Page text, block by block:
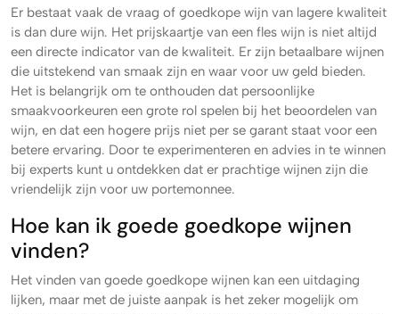
Er bestaat vaak de vraag of goedkope wijn van lagere kwaliteit
is dan dure wijn. Het prijskaartje van een fles wijn is niet altijd
een directe indicator van de kwaliteit. Er zijn betaalbare wijnen
die uitstekend van smaak zijn en waar voor uw geld bieden.
Het is belangrijk om te onthouden dat persoonlijke
smaakvoorkeuren een grote rol spelen bij het beoordelen van
wijn, en dat een hogere prijs niet per se garant staat voor een
betere ervaring. Door te experimenteren en advies in te winnen
bij experts kunt u ontdekken dat er prachtige wijnen zijn die
vriendelijk zijn voor uw portemonnee.
Hoe kan ik goede goedkope wijnen
vinden?
Het vinden van goede goedkope wijnen kan een uitdaging
lijken, maar met de juiste aanpak is het zeker mogelijk om